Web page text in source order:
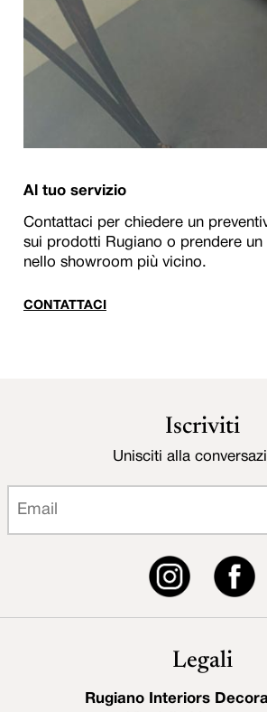
Al tuo servizio
Contattaci per chiedere un
sui prodotti Rugiano o prendere un
nello showroom più vicino.
CONTATTACI
Legali
Rugiano Interiors
Iscriviti
Unisciti alla